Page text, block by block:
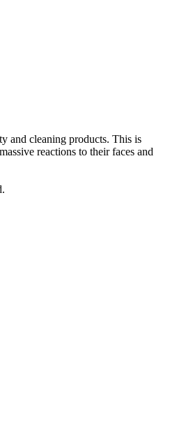
and cleaning products. This is
reactions to their faces and